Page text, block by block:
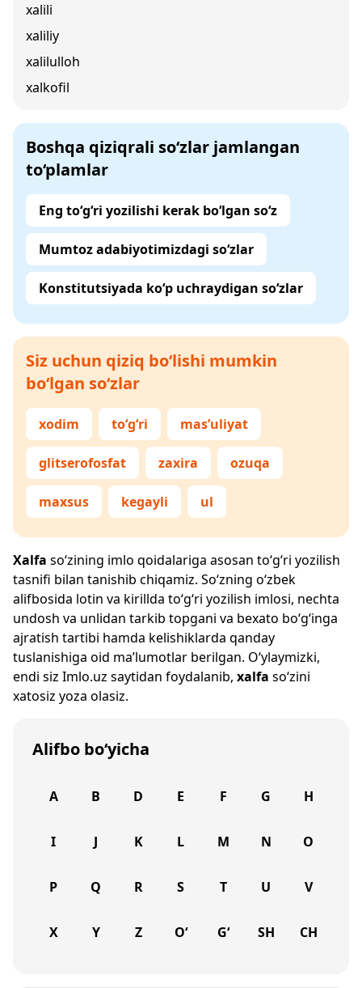
xalili
xaliliy
xalilulloh
xalkofil
Boshqa qiziqrali so‘zlar jamlangan
to‘plamlar
Eng to‘g‘ri yozilishi kerak bo‘lgan so‘z
Mumtoz adabiyotimizdagi so‘zlar
Konstitutsiyada ko‘p uchraydigan so‘zlar
Siz uchun qiziq bo‘lishi mumkin
bo‘lgan so‘zlar
xodim to‘g‘ri mas’uliyat
glitserofosfat zaxira ozuqa
maxsus kegayli ul
Xalfa so‘zining imlo qoidalariga asosan to‘g‘ri yozilish
tasnifi bilan tanishib chiqamiz. So‘zning o‘zbek
alifbosida lotin va kirillda to‘g‘ri yozilish imlosi, nechta
undosh va unlidan tarkib topgani va bexato bo‘g‘inga
ajratish tartibi hamda kelishiklarda qanday
tuslanishiga oid ma’lumotlar berilgan. O‘ylaymizki,
endi siz Imlo.uz saytidan foydalanib, xalfa so‘zini
xatosiz yoza olasiz.
Alifbo bo‘yicha
A B D E F G H
I J K L M N O
P Q R S T U V
X Y Z O‘ G‘ SH CH